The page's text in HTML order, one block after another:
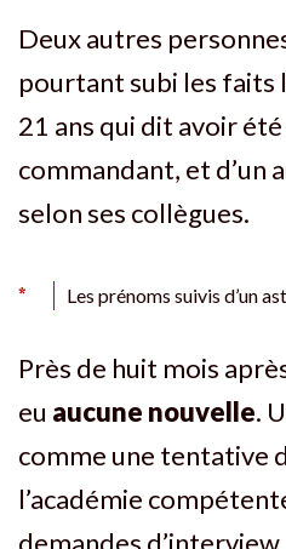
Deux autres
pourtant subi les faits
21 ans qui dit avoir
commandant, et d’un
selon ses collègues.
* Les prénoms suivis d’un
Près de huit mois
eu aucune nouvelle.
comme une tentative
l’académie